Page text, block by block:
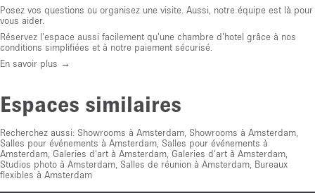
Posez vos questions ou organisez une visite. Aussi, notre équipe est là pour
vous aider.
Réservez l'espace aussi facilement qu'une chambre d'hotel grâce à nos
conditions simplifiées et à notre paiement sécurisé.
En savoir plus →
Espaces similaires
Recherchez aussi: Showrooms à Amsterdam Showrooms à Amsterdam
Salles pour événements à Amsterdam Salles pour événements à
Amsterdam Galeries d'art à Amsterdam Galeries d'art à Amsterdam
Studios photo à Amsterdam Salles de réunion à Amsterdam Bureaux
flexibles à Amsterdam